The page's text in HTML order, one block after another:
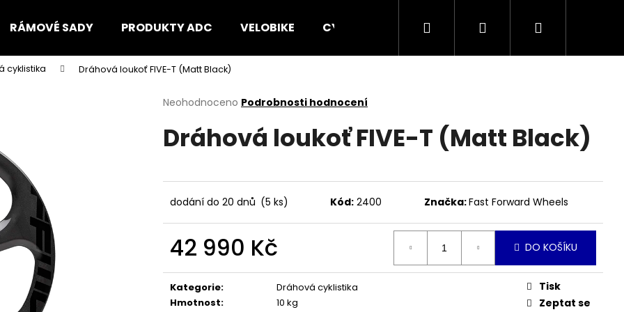
RÁMOVÉ SADY PRODUKTY ADC VELOBIKE CYCPLUS KOMPONENTY OBLEČENÍ
Hledat PřihlášeníNákupní
cyklistika Dráhová loukoť FIVE-T (Matt Black)
Průměrné
produktu
je
5
hvězdiček.
Neohodnoceno Podrobnosti hodnocení
Dráhová loukoť FIVE-T (Matt Black)
dodání do 20 dnů (5 ks) Kód: 2400 Značka:Fast Forward Wheels
42 990 Kč
cena:
DO KOŠÍKU
Kategorie:
Dráhová cyklistika
Hmotnost:
10 kg
Tisk
Zeptat se
Co potřebujete najít?
HLEDAT
Následující